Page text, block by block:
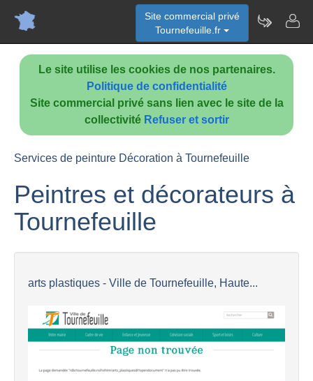
Le site utilise les cookies de nos partenaires.
Politique de confidentialité
Site commercial privé sans lien avec le site de la
collectivité Refuser et sortir
Site commercial privé
Tournefeuille.fr
Services de peinture Décoration à Tournefeuille
Peintres et décorateurs à
Tournefeuille
arts plastiques - Ville de Tournefeuille, Haute...